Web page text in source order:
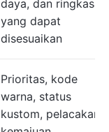
daya, dan ringkasan
yang dapat
disesuaikan
Prioritas, kode
warna, status
kustom, pelacakan